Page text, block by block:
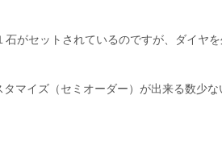
がセットされているのですが、ダイヤを
マイズ（セミオーダー）が出来る数少な